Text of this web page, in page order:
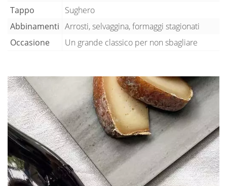
Tappo
Sughero
Abbinamenti Arrosti, selvaggina, formaggi stagionati
Occasione
Un grande classico per non sbagliare